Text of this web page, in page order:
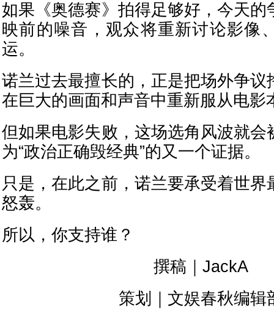
如果《奥德赛》拍得足够好，今天的
映前的噪音，观众将重新讨论影像
运。
诺兰过去最擅长的，正是把场外争议
在巨大的画面和声音中重新服从电影
但如果电影失败，这场选角风波就会
为“政治正确毁经典”的又一个证据。
只是，在此之前，诺兰要承受着世界
怒轰。
所以，你支持谁？
撰稿｜JackA
策划｜文娱春秋编辑